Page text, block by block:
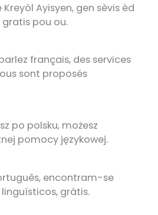
Kreyòl Ayisyen, gen sèvis èd
pou ou.
parlez français, des services
sont proposés
po polsku, możesz
pomocy językowej.
encontram-se
grátis.